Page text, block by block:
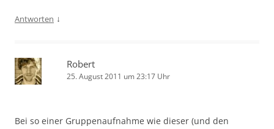
Antworten ↓
Robert
25. August 2011 um 23:17 Uhr
Bei so einer Gruppenaufnahme wie dieser (und den